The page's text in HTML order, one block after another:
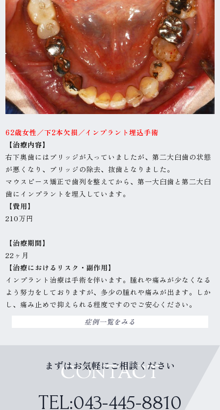
62歳女性 ／下2本欠損／インプラント埋込手術
【治療内容】
右下奥歯にはブリッジが入っていましたが、第二大臼歯の状態
が悪くなり、ブリッジの除去、抜歯となりました。
マウスピース矯正で歯列を整えてから、第一大臼歯と第二大臼
歯にインプラントを埋入しています。
【費用】
210万円
【治療期間】
22ヶ月
【治療におけるリスク・副作用】
インプラント治療は手術を伴います。腫れや痛みが少なくなる
よう努力をしておりますが、多少の腫れや痛みが出ます。しか
し、痛み止めで抑えられる程度ですのでご安心ください。
症例一覧をみる
CONTACT
まずはお気軽にご相談ください
TEL:043-445-8810